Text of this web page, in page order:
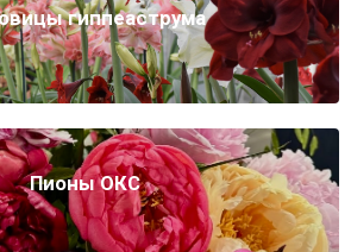
гиппеаструма
Пионы ОКС